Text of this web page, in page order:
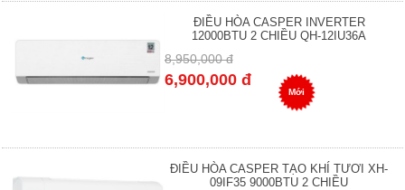
ĐIỀU HÒA CASPER INVERTER
12000BTU 2 CHIỀU QH-12IU36A
8,950,000 đ
6,900,000 đ
Mới
ĐIỀU HÒA CASPER TẠO KHÍ TƯƠI XH-
09IF35 9000BTU 2 CHIỀU